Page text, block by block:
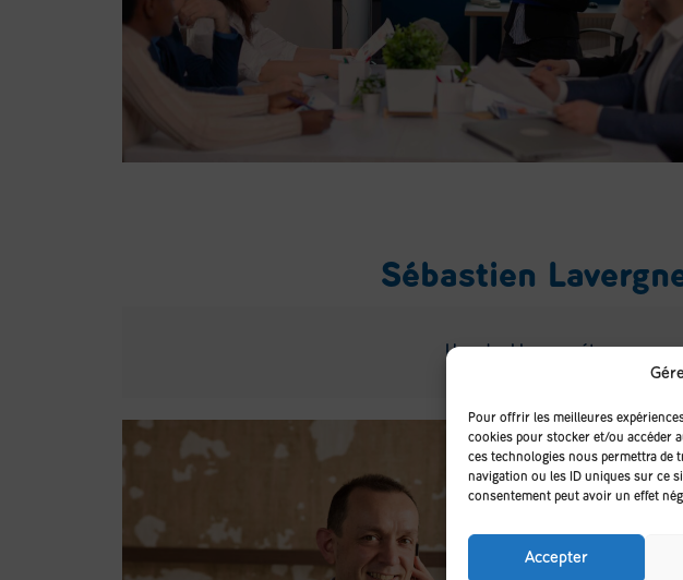
Pour offrir les meilleures
cookies pour stocker et/ou accéder
ces technologies nous permettra de
navigation ou les ID uniques sur ce
consentement peut avoir un effet
Accepter
Sébastien
Une double compétence pour